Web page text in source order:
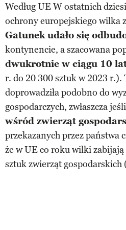
Według UE W ostatnich
ochrony europejskiego wilka
Gatunek udało się
kontynencie, a szacowana
dwukrotnie w ciągu 10
r. do 20 300 sztuk w 2023 r.).
doprowadziła podobno do
gospodarczych, zwłaszcza
wśród zwierząt
przekazanych przez państwa
że w UE co roku wilki
sztuk zwierząt gospodarskich